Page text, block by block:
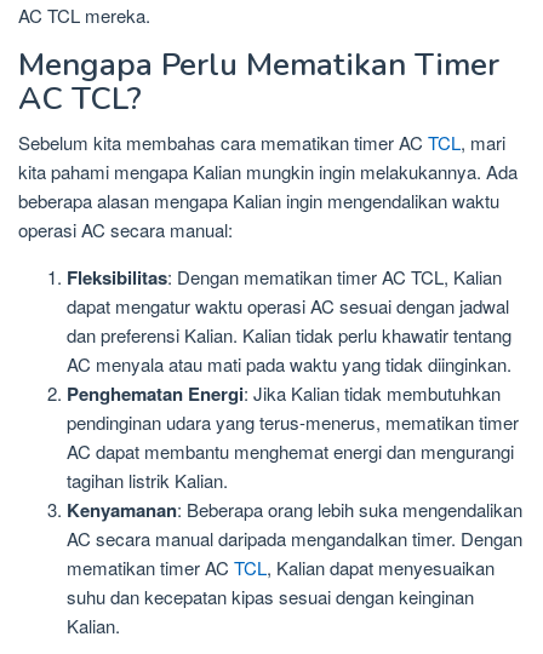
AC TCL mereka.
Mengapa Perlu Mematikan Timer
AC TCL?
Sebelum kita membahas cara mematikan timer AC TCL, mari
kita pahami mengapa Kalian mungkin ingin melakukannya. Ada
beberapa alasan mengapa Kalian ingin mengendalikan waktu
operasi AC secara manual:
Fleksibilitas: Dengan mematikan timer AC TCL, Kalian
dapat mengatur waktu operasi AC sesuai dengan jadwal
dan preferensi Kalian. Kalian tidak perlu khawatir tentang
AC menyala atau mati pada waktu yang tidak diinginkan.
Penghematan Energi: Jika Kalian tidak membutuhkan
pendinginan udara yang terus-menerus, mematikan timer
AC dapat membantu menghemat energi dan mengurangi
tagihan listrik Kalian.
Kenyamanan: Beberapa orang lebih suka mengendalikan
AC secara manual daripada mengandalkan timer. Dengan
mematikan timer AC TCL, Kalian dapat menyesuaikan
suhu dan kecepatan kipas sesuai dengan keinginan
Kalian.